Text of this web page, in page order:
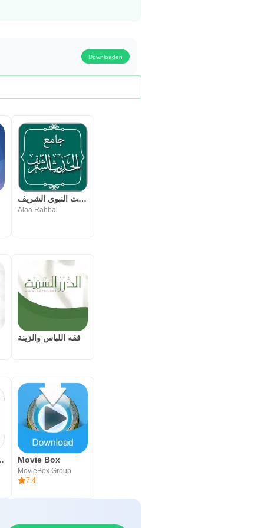
Downloaden
جامع الحديث النبوي الشريف
Alaa Rahhal
فقه اللباس والزينة
Editor Movie Box
MovieBox Group
7.4